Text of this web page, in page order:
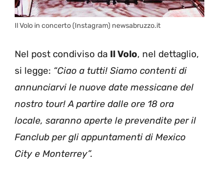
Il Volo in concerto (Instagram) newsabruzzo.it
Nel post condiviso da Il Volo, nel dettaglio,
si legge: “Ciao a tutti! Siamo contenti di
annunciarvi le nuove date messicane del
nostro tour! A partire dalle ore 18 ora
locale, saranno aperte le prevendite per il
Fanclub per gli appuntamenti di Mexico
City e Monterrey”.